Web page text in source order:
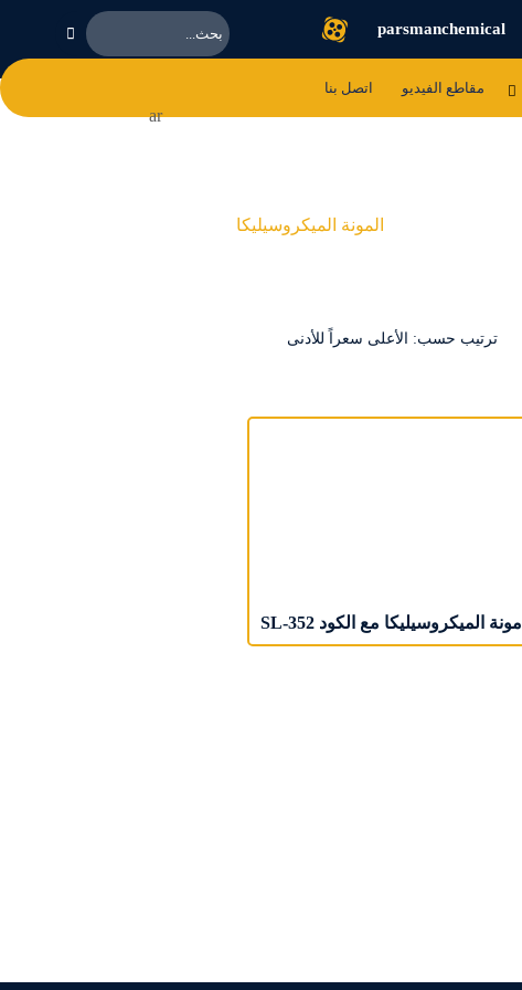
parsmanchemical
مقاطع الفیدیو اتصل بنا
ar
المونة المیکروسیلیکا
ترتيب حسب: الأعلى سعراً للأدنى
مونة المیکروسیلیکا مع الکود SL-352